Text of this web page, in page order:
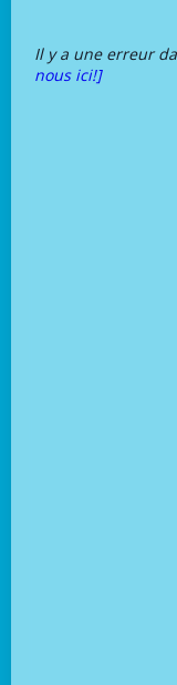
Il y a une erreur
nous ici!]